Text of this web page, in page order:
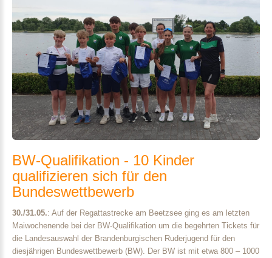
BW-Qualifikation - 10 Kinder
qualifizieren sich für den
Bundeswettbewerb
30./31.05.: Auf der Regattastrecke am Beetzsee ging es am letzten
Maiwochenende bei der BW-Qualifikation um die begehrten Tickets für
die Landesauswahl der Brandenburgischen Ruderjugend für den
diesjährigen Bundeswettbewerb (BW). Der BW ist mit etwa 800 – 1000